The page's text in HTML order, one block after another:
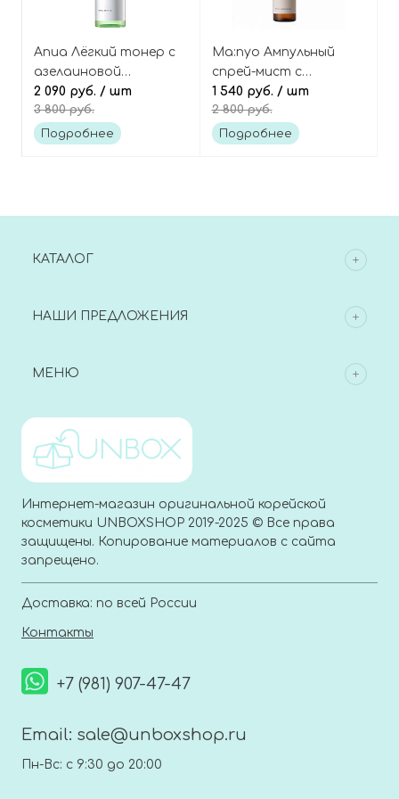
Anua Лёгкий тонер с
азелаиновой
кислотой и
центеллой, Azelaic
Acid 3 Cica Skin
2 090 руб. / шт
3 800 руб.
Подробнее
Ma:nyo Ампульный
спрей-мист с
бифидобактериями,
Bifida Ampoule Mist
1 540 руб. / шт
2 800 руб.
Подробнее
КАТАЛОГ
НАШИ ПРЕДЛОЖЕНИЯ
МЕНЮ
Интернет-магазин оригинальной корейской
косметики UNBOXSHOP 2019-2025 © Все права
защищены. Копирование материалов с сайта
запрещено.
Доставка: по всей России
Контакты
+7 (981) 907-47-47
Email: sale@unboxshop.ru
Пн-Вс: с 9:30 до 20:00